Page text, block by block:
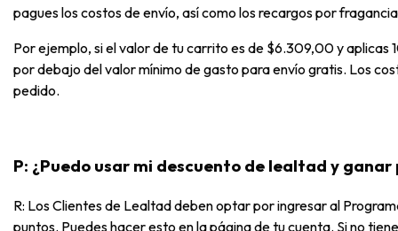
pagues los costos de envío, así como los recargos por
Por ejemplo, si el valor de tu carrito es de $6.309,00 y
por debajo del valor mínimo de gasto para envío gratis. Los
pedido.
P: ¿Puedo usar mi descuento de lealtad y
R: Los Clientes de Lealtad deben optar por ingresar al
puntos. Puedes hacer esto en la página de tu cuenta. Si no